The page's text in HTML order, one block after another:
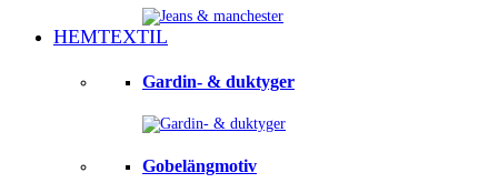
HEMTEXTIL
Gardin- & duktyger
Gobelängmotiv